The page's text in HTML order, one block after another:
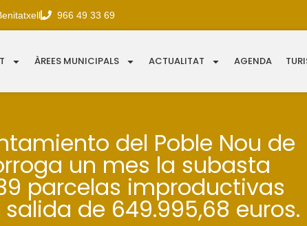
966 49 33 69
ÀREES MUNICIPALS ACTUALITAT AGENDA
del Poble Nou de
un mes la subasta
parcelas improductivas
de 649.995,68 euros.